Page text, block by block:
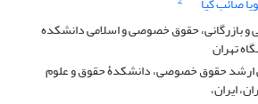
و بازرگانی، حقوق خصوصی و اسلامی دانشکده
تهران
حقوق خصوصی، دانشکدۀ حقوق و علوم
ایران،